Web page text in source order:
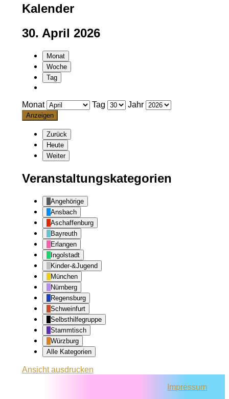
Kalender
30. April 2026
Monat
Woche
Tag
Monat Tag Jahr
Zurück
Heute
Weiter
Veranstaltungskategorien
Angehörige
Ansbach
Aschaffenburg
Bayreuth
Erlangen
Ingolstadt
Kinder-&Jugend
München
Nürnberg
Regensburg
Schweinfurt
Selbsthilfegruppe
Stammtisch
Würzburg
Alle Kategorien
Ansichtausdrucken
Impressum